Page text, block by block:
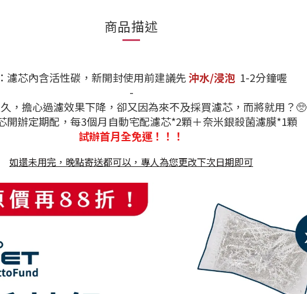
商品描述
濾芯內含活性碳，新開封使用前建議先沖水/浸泡 1-2分鐘喔
-
，擔心過濾效果下降，卻又因為來不及採買濾芯，而將就用？🥺
開辦定期配，每3個月自動宅配濾芯*2顆＋奈米銀殺菌濾膜*1顆
試辦首月全免運！！！
如還未用完，晚點寄送都可以，專人為您更改下次日期即可